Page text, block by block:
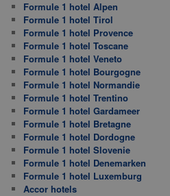
Formule 1 hotel Alpen
Formule 1 hotel Tirol
Formule 1 hotel Provence
Formule 1 hotel Toscane
Formule 1 hotel Veneto
Formule 1 hotel Bourgogne
Formule 1 hotel Normandie
Formule 1 hotel Trentino
Formule 1 hotel Gardameer
Formule 1 hotel Bretagne
Formule 1 hotel Dordogne
Formule 1 hotel Slovenie
Formule 1 hotel Denemarken
Formule 1 hotel Luxemburg
Accor hotels